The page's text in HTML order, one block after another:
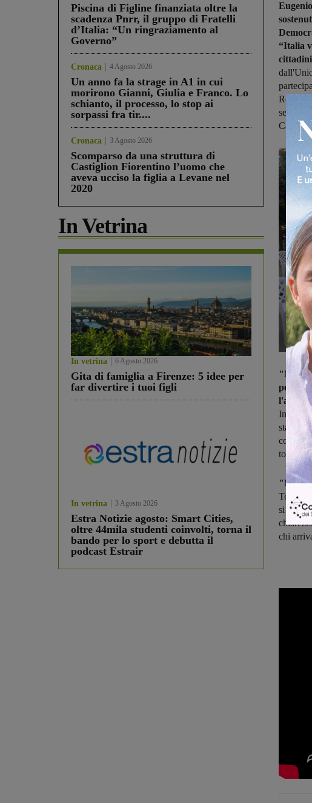
Piscina di Figline finanziata oltre la
scadenza Pnrr, il gruppo di Fratelli
d’Italia: “Un ringraziamento al
Governo”
Cronaca 4 Agosto 2026
Un anno fa la strage in A1 in cui
morirono Gianni, Giulia e Franco. Lo
schianto, il processo, lo stop ai
sorpassi fra tir....
Cronaca 3 Agosto 2026
Scomparso da una struttura di
Castiglion Fiorentino l’uomo che
aveva ucciso la figlia a Levane nel
2020
In Vetrina
In vetrina 6 Agosto 2026
Gita di famiglia a Firenze: 5 idee per
far divertire i tuoi figli
In vetrina 3 Agosto 2026
Estra Notizie agosto: Smart Cities,
oltre 44mila studenti coinvolti, torna il
bando per lo sport e debutta il
podcast Estrair
“Italia
"Mi
perchè
Inoltre
sta
"Non
si
chi